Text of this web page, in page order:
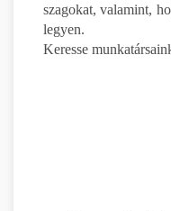
szagokat, valamint,
legyen.
Keresse